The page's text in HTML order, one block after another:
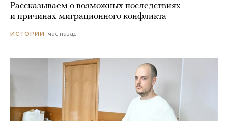
Рассказываем о возможных последствиях
и причинах миграционного конфликта
ИСТОРИИ час назад